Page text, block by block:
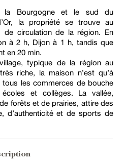
la Bourgogne et le sud du
la propriété se trouve au
de circulation de la région. En
à 2 h, Dijon à 1 h, tandis que
en 20 min.
typique de la région au
riche, la maison n’est qu’à
les commerces de bouche
et collèges. La vallée,
forêts et de prairies, attire des
d’authenticité et de sports de